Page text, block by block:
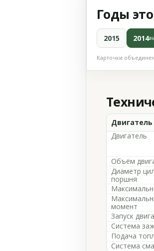
Годы
2015 2014
Карточки
Двигатель
Двигатель
Объём
Диаметр
поршня
момент
Запуск
Система
Подача
Система